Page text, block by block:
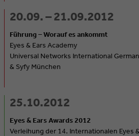
20.09. – 21.09.2012
Führung – Worauf es ankommt
Eyes & Ears Academy
Universal Networks International
& Syfy München
25.10.2012
Eyes & Ears Awards 2012
Verleihung der 14. Internationalen Eyes